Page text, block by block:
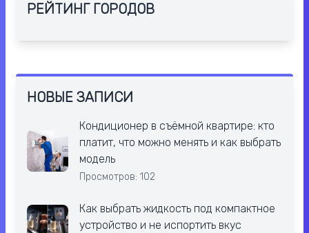
РЕЙТИНГ ГОРОДОВ
НОВЫЕ ЗАПИСИ
Кондиционер в съёмной квартире: кто
платит, что можно менять и как выбрать
модель
Просмотров: 102
Как выбрать жидкость под компактное
устройство и не испортить вкус